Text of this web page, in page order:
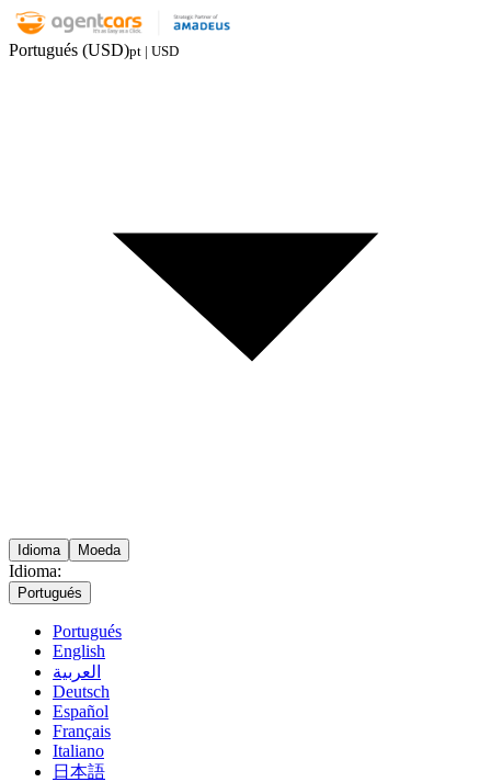
Portugués (USD)pt | USD
Idioma Moeda
Idioma:
Portugués
Portugués
English
العربية
Deutsch
Español
Français
Italiano
日本語